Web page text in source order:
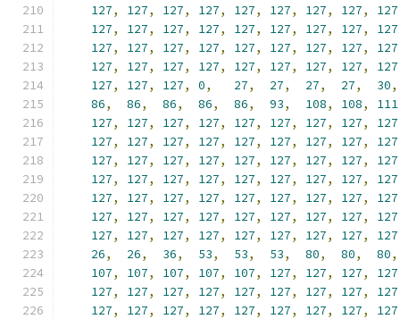
127, 127, 127, 127, 127, 127, 127, 127, 127
127, 127, 127, 127, 127, 127, 127, 127, 127
127, 127, 127, 127, 127, 127, 127, 127, 127
127, 127, 127, 127, 127, 127, 127, 127, 127
127, 127, 127, 0, 27, 27, 27, 27, 30,
86, 86, 86, 86, 86, 93, 108, 108, 111
127, 127, 127, 127, 127, 127, 127, 127, 127
127, 127, 127, 127, 127, 127, 127, 127, 127
127, 127, 127, 127, 127, 127, 127, 127, 127
127, 127, 127, 127, 127, 127, 127, 127, 127
127, 127, 127, 127, 127, 127, 127, 127, 127
127, 127, 127, 127, 127, 127, 127, 127, 127
127, 127, 127, 127, 127, 127, 127, 127, 127
26, 26, 36, 53, 53, 53, 80, 80, 80,
107, 107, 107, 107, 107, 127, 127, 127, 127
127, 127, 127, 127, 127, 127, 127, 127, 127
127, 127, 127, 127, 127, 127, 127, 127, 127